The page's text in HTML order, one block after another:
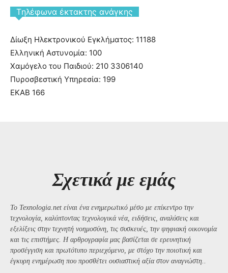
Tηλέφωνα έκτακτης ανάγκης
Δίωξη Ηλεκτρονικού Εγκλήματος: 11188
Ελληνική Αστυνομία: 100
Χαμόγελο του Παιδιού: 210 3306140
Πυροσβεστική Υπηρεσία: 199
ΕΚΑΒ 166
Σχετικά με εμάς
Το Texnologia.net είναι ένα ενημερωτικό μέσο με επίκεντρο την
τεχνολογία, καλύπτοντας τεχνολογικά νέα, ειδήσεις, αναλύσεις και
εξελίξεις στην τεχνητή νοημοσύνη, τις συσκευές, την ψηφιακή οικονομία
και τις επιστήμες. Η αρθρογραφία μας βασίζεται σε ερευνητική
προσέγγιση και πρωτότυπο περιεχόμενο, με στόχο την ποιοτική και
έγκυρη ενημέρωση που προσθέτει ουσιαστική αξία στον αναγνώστη..